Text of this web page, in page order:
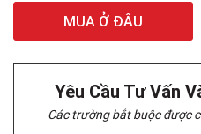
MUA Ở ĐÂU
Yêu Cầu Tư Vấn
Các trường bắt buộc được